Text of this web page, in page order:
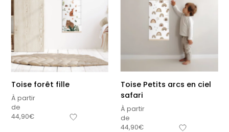
Toise forêt fille
À partir
de
44,90€
Toise Petits arcs en ciel
safari
À partir
de
44,90€